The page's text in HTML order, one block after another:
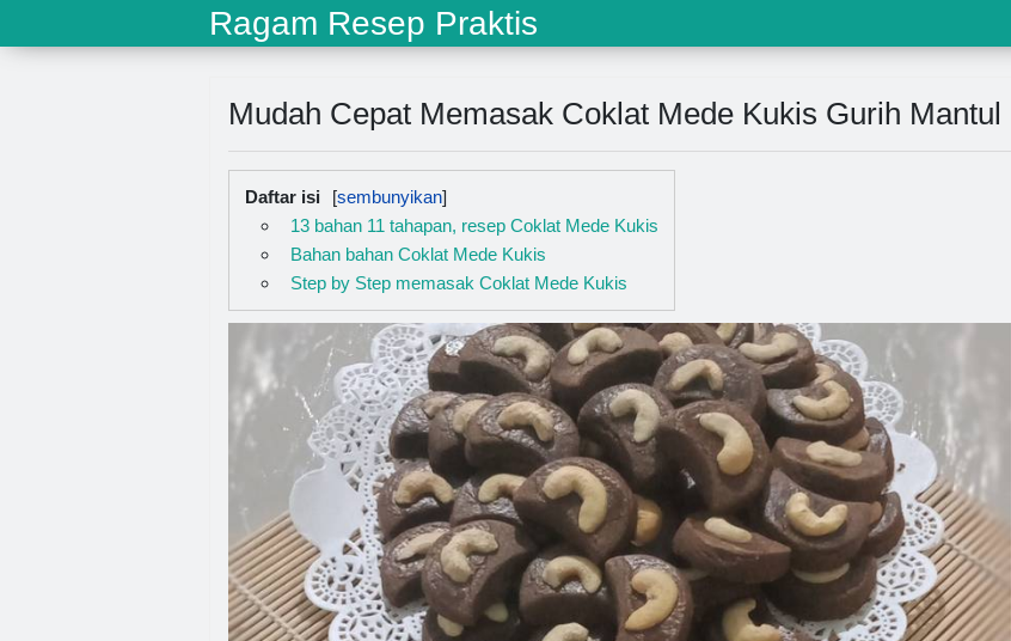
Ragam Resep Praktis
Mudah Cepat Memasak Coklat Mede Kukis Gurih Mantul
Daftar isi
13 bahan 11 tahapan, resep Coklat Mede Kukis
Bahan bahan Coklat Mede Kukis
Step by Step memasak Coklat Mede Kukis